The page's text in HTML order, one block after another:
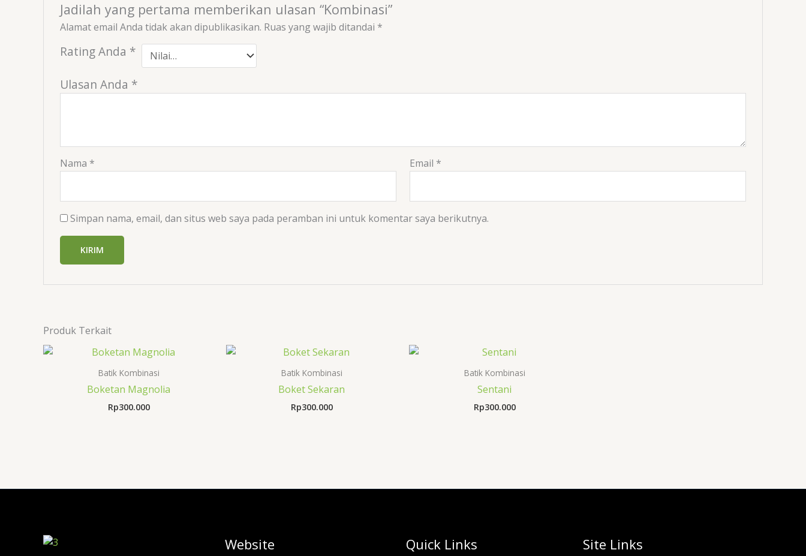
Jadilah yang pertama memberikan ulasan “Kombinasi”
Alamat email Anda tidak akan dipublikasikan. Ruas yang wajib ditandai *
Rating Anda *
Ulasan Anda *
Nama * Email *
Simpan nama, email, dan situs web saya pada peramban ini untuk komentar saya berikutnya.
Produk Terkait
Batik Kombinasi
Boketan Magnolia
Rp300.000
Batik Kombinasi
Boket Sekaran
Rp300.000
Batik Kombinasi
Sentani
Rp300.000
Website Quick Links Site Links